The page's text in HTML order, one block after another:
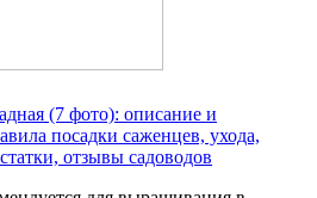
(7 фото): описание и
посадки саженцев, ухода,
отзывы садоводов